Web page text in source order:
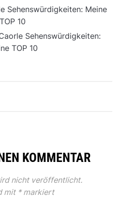
Sehenswürdigkeiten: Meine
TOP 10
Sehenswürdigkeiten:
TOP 10
KOMMENTAR
nicht veröffentlicht.
mit *markiert